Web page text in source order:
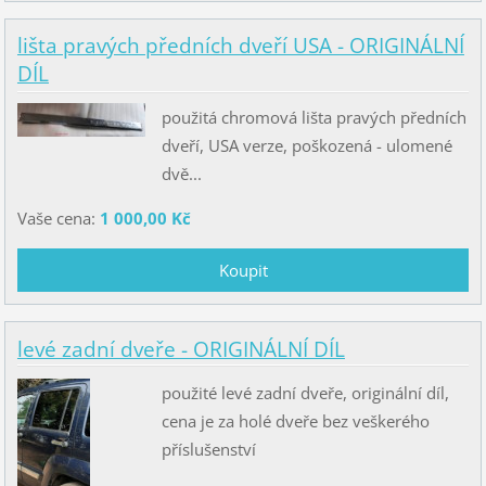
lišta pravých předních dveří USA - ORIGINÁLNÍ
DÍL
použitá chromová lišta pravých předních
dveří, USA verze, poškozená - ulomené
dvě...
Vaše cena: 1 000,00 Kč
levé zadní dveře - ORIGINÁLNÍ DÍL
použité levé zadní dveře, originální díl,
cena je za holé dveře bez veškerého
příslušenství